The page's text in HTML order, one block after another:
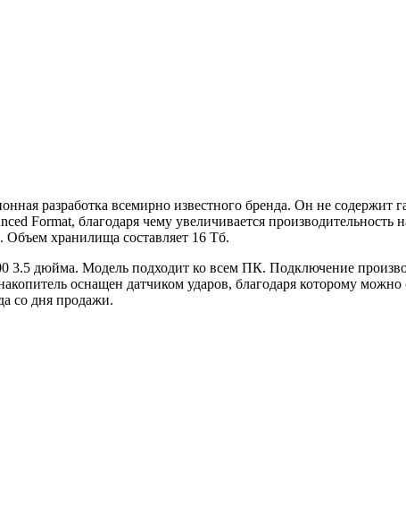
разработка всемирно известного бренда. Он не содержит
Format, благодаря чему увеличивается
хранилища составляет 16 Тб.
дюйма. Модель подходит ко всем ПК. Подключение
оснащен датчиком ударов, благодаря которому
со дня продажи.